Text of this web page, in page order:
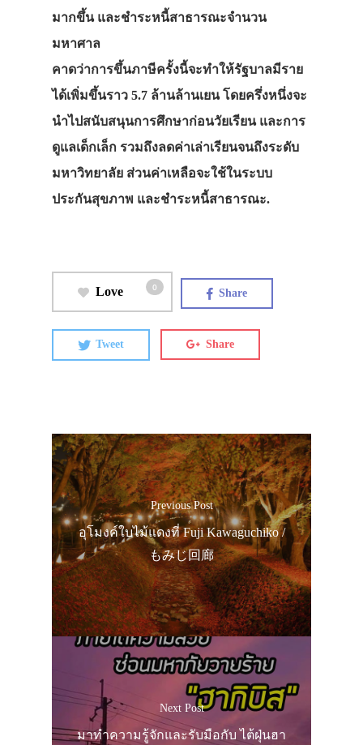
มากขึ้น และชำระหนี้สาธารณะจำนวน
มหาศาล
คาดว่าการขึ้นภาษีครั้งนี้จะทำให้รัฐบาลมีราย
ได้เพิ่มขึ้นราว 5.7 ล้านล้านเยน โดยครึ่งหนึ่งจะ
นำไปสนับสนุนการศึกษาก่อนวัยเรียน และการ
ดูแลเด็กเล็ก รวมถึงลดค่าเล่าเรียนจนถึงระดับ
มหาวิทยาลัย ส่วนค่าเหลือจะใช้ในระบบ
ประกันสุขภาพ และชำระหนี้สาธารณะ.
Love 0 Share
Tweet Share
Previous Post
อุโมงค์ใบไม้แดงที่ Fuji Kawaguchiko /
もみじ回廊
Next Post
มาทำความรู้จักและรับมือกับ ไต้ฝุ่นฮา